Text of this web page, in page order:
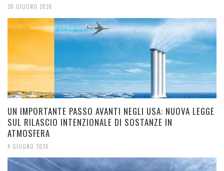
30 GIUGNO 2026
UN IMPORTANTE PASSO AVANTI NEGLI USA: NUOVA LEGGE
SUL RILASCIO INTENZIONALE DI SOSTANZE IN
ATMOSFERA
4 GIUGNO 2026